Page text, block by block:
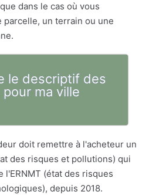
dans le cas où vous
un terrain ou une
le descriptif des
ma ville
doit remettre à l'acheteur un
des risques et pollutions) qui
l'ERNMT (état des risques
depuis 2018.